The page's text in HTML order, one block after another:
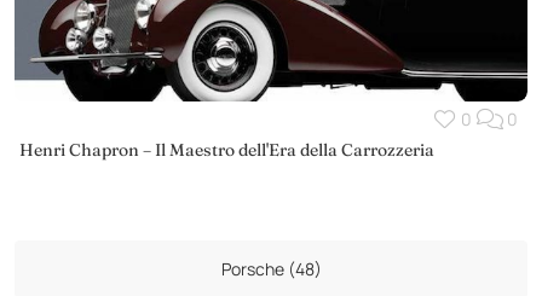
0 0
Henri Chapron – Il Maestro dell'Era della Carrozzeria
Porsche (48)